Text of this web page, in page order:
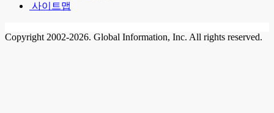
사이트맵
Copyright 2002-2026. Global Information, Inc. All rights reserved.